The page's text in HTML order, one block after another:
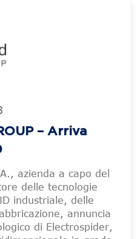
– Arriva
azienda a capo del
delle tecnologie
industriale, delle
annuncia
di Electrospider,